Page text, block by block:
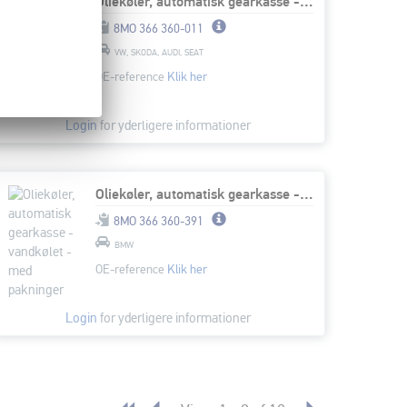
8MO 366 360-011
VW, SKODA, AUDI, SEAT
OE-reference Klik her
Login for yderligere informationer
Oliekøler, automatisk gearkasse - vandkølet - med pakninger
8MO 366 360-391
BMW
OE-reference Klik her
Login for yderligere informationer